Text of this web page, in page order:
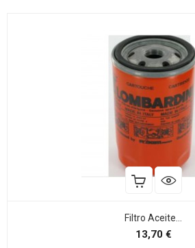
Filtro Aceite...
13,70 €Preço